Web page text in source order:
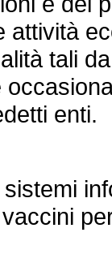
attività
tali
enti.